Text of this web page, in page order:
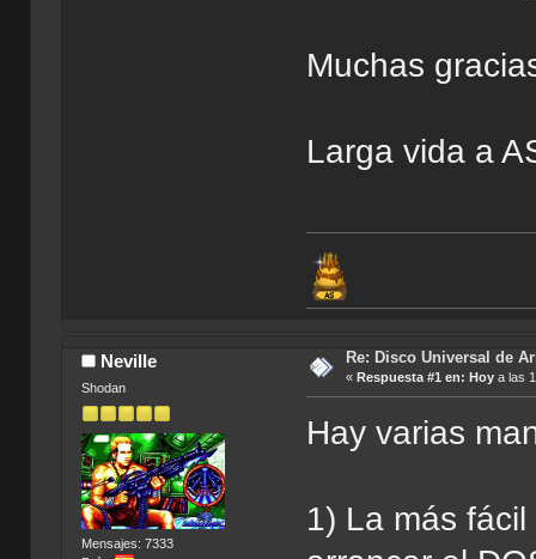
Muchas
Larga vida a
Neville
Shodan
Mensajes: 7333
Re: Disco Universal de
« Respuesta #1 en: Hoya las
Hay varias
1) La más